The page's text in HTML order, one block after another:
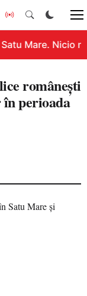
Mare. Nicio
românești
perioada